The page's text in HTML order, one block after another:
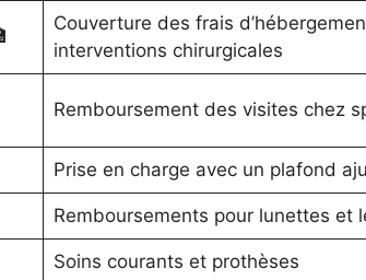
Couverture des frais
interventions chirurgicales
Remboursement des visites chez
Prise en charge avec un plafond
Remboursements pour lunettes et
Soins courants et prothèses